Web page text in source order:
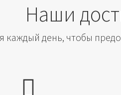
Наши
каждый день, чтобы